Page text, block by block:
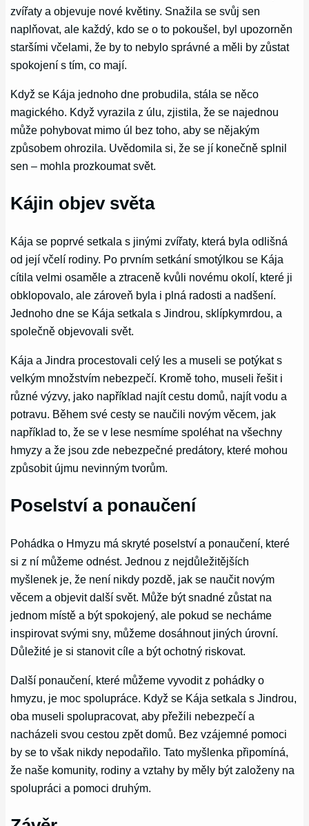
zvířaty a objevuje nové květiny. Snažila se svůj sen
naplňovat, ale každý, kdo se o to pokoušel, byl upozorněn
staršími včelami, že by to nebylo správné a měli by zůstat
spokojení s tím, co mají.
Když se Kája jednoho dne probudila, stála se něco
magického. Když vyrazila z úlu, zjistila, že se najednou
může pohybovat mimo úl bez toho, aby se nějakým
způsobem ohrozila. Uvědomila si, že se jí konečně splnil
sen – mohla prozkoumat svět.
Kájin objev světa
Kája se poprvé setkala s jinými zvířaty, která byla odlišná
od její včelí rodiny. Po prvním setkání smotýlkou se Kája
cítila velmi osaměle a ztraceně kvůli novému okolí, které ji
obklopovalo, ale zároveň byla i plná radosti a nadšení.
Jednoho dne se Kája setkala s Jindrou, sklípkymrdou, a
společně objevovali svět.
Kája a Jindra procestovali celý les a museli se potýkat s
velkým množstvím nebezpečí. Kromě toho, museli řešit i
různé výzvy, jako například najít cestu domů, najít vodu a
potravu. Během své cesty se naučili novým věcem, jak
například to, že se v lese nesmíme spoléhat na všechny
hmyzy a že jsou zde nebezpečné predátory, které mohou
způsobit újmu nevinným tvorům.
Poselství a ponaučení
Pohádka o Hmyzu má skryté poselství a ponaučení, které
si z ní můžeme odnést. Jednou z nejdůležitějších
myšlenek je, že není nikdy pozdě, jak se naučit novým
věcem a objevit další svět. Může být snadné zůstat na
jednom místě a být spokojený, ale pokud se necháme
inspirovat svými sny, můžeme dosáhnout jiných úrovní.
Důležité je si stanovit cíle a být ochotný riskovat.
Další ponaučení, které můžeme vyvodit z pohádky o
hmyzu, je moc spolupráce. Když se Kája setkala s Jindrou,
oba museli spolupracovat, aby přežili nebezpečí a
nacházeli svou cestou zpět domů. Bez vzájemné pomoci
by se to však nikdy nepodařilo. Tato myšlenka připomíná,
že naše komunity, rodiny a vztahy by měly být založeny na
spolupráci a pomoci druhým.